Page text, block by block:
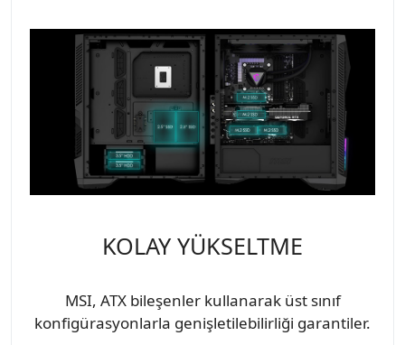
KOLAY YÜKSELTME
MSI, ATX bileşenler kullanarak üst sınıf
konfigürasyonlarla genişletilebilirliği garantiler.